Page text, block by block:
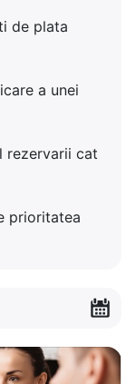
de plata
a unei
rezervarii cat
prioritatea